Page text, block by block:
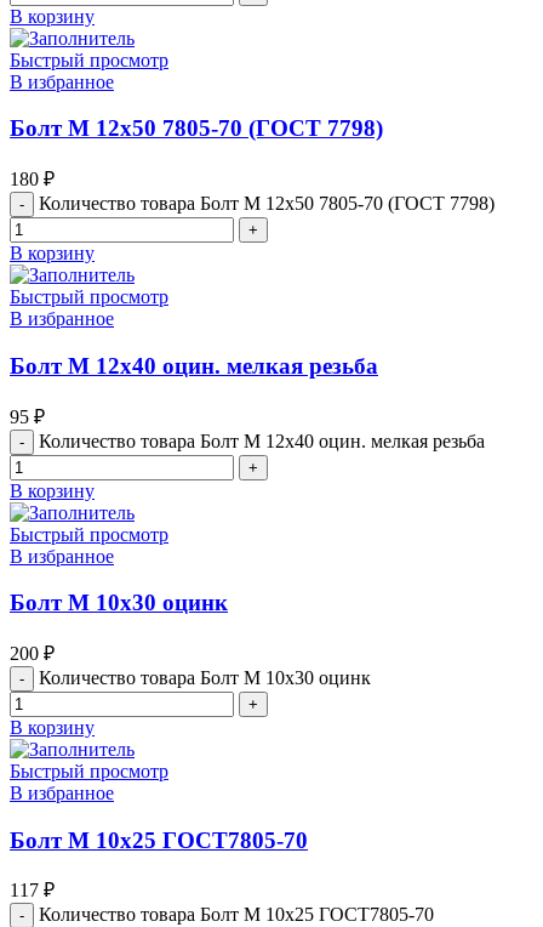
В корзину
Быстрый просмотр
В избранное
Болт М 12х50 7805-70 (ГОСТ 7798)
180 ₽
Количество товара Болт М 12х50 7805-70 (ГОСТ 7798)
В корзину
Быстрый просмотр
В избранное
Болт М 12х40 оцин. мелкая резьба
95 ₽
Количество товара Болт М 12х40 оцин. мелкая резьба
В корзину
Быстрый просмотр
В избранное
Болт М 10х30 оцинк
200 ₽
Количество товара Болт М 10х30 оцинк
В корзину
Быстрый просмотр
В избранное
Болт М 10х25 ГОСТ7805-70
117 ₽
Количество товара Болт М 10х25 ГОСТ7805-70